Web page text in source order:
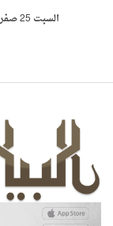
السبت 25 صفر 1448 هـ